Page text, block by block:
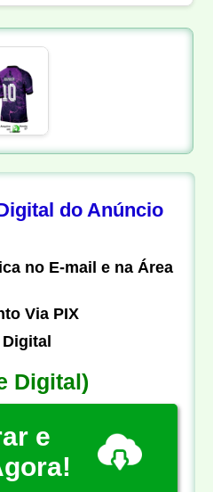
do Anúncio
no E-mail e na Área
Via PIX
Digital)
e